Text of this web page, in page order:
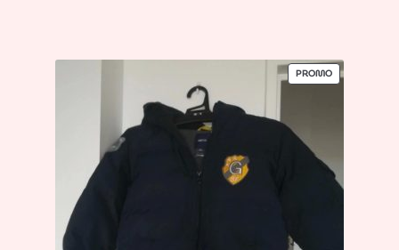
PROMOPRODUIT
EN